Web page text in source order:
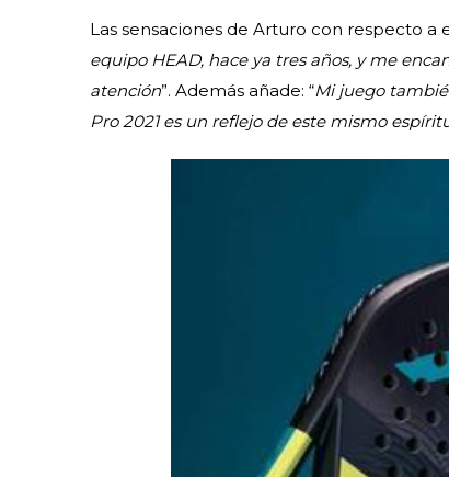
Las sensaciones de Arturo con respecto a
equipo HEAD, hace ya tres años, y me
atención”. Además añade: “Mi juego
Pro 2021 es un reflejo de este mismo